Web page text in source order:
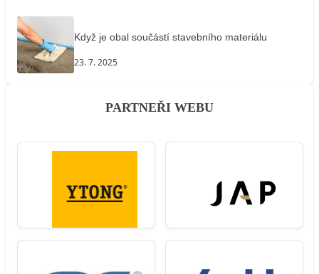
Když je obal součástí stavebního materiálu
23. 7. 2025
PARTNEŘI WEBU